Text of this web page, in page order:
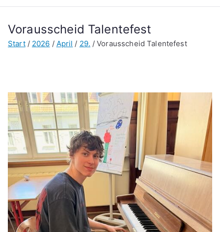
ule
Vorausscheid Talentefest
Start 2026 April 29. Vorausscheid Talentefest